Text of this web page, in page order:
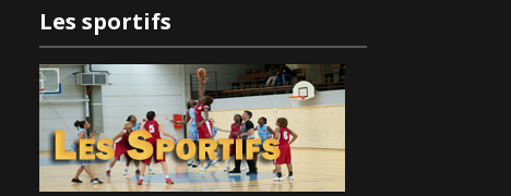
Les sportifs